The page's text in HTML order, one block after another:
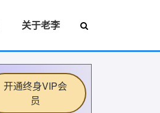
关于老李
开通终身VIP会
员